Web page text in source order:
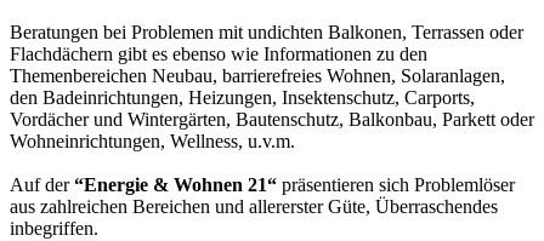
Beratungen bei Problemen mit undichten Balkonen, Terrassen oder
Flachdächern gibt es ebenso wie Informationen zu den
Themenbereichen Neubau, barrierefreies Wohnen, Solaranlagen,
den Badeinrichtungen, Heizungen, Insektenschutz, Carports,
Vordächer und Wintergärten, Bautenschutz, Balkonbau, Parkett oder
Wohneinrichtungen, Wellness, u.v.m.
Auf der“Energie & Wohnen 21“ präsentieren sich Problemlöser
aus zahlreichen Bereichen und allererster Güte, Überraschendes
inbegriffen.